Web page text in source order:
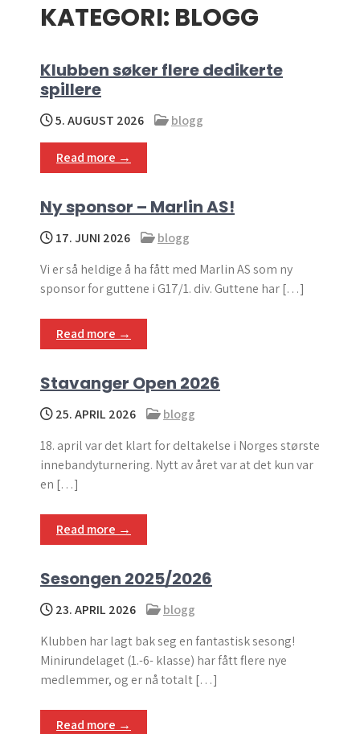
KATEGORI: BLOGG
Klubben søker flere dedikerte
spillere
5. AUGUST 2026 blogg
Read more →
Ny sponsor – Marlin AS!
17. JUNI 2026
blogg
Vi er så heldige å ha fått med Marlin AS som ny
sponsor for guttene i G17/1. div. Guttene har […]
Read more →
Stavanger Open 2026
25. APRIL 2026
blogg
18. april var det klart for deltakelse i Norges største
innebandyturnering. Nytt av året var at det kun var
en […]
Read more →
Sesongen 2025/2026
23. APRIL 2026
blogg
Klubben har lagt bak seg en fantastisk sesong!
Minirundelaget (1.-6- klasse) har fått flere nye
medlemmer, og er nå totalt […]
Read more →